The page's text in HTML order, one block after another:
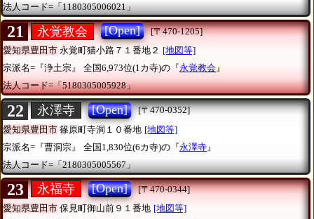
法人コード=「1180305006021」
21 永覚教会 [Open]
[〒470-1205]
愛知県豊田市 永覚町猫小路７１番地２ [地図等]
宗派名=『浄土宗』
全国6,973位(1カ寺)の『永覚教会』
法人コード=「5180305005928」
22 永澤寺 [Open]
[〒470-0352]
愛知県豊田市 篠原町寺洞１０番地 [地図等]
宗派名=『曹洞宗』
全国1,830位(6カ寺)の『永澤寺 』
法人コード=「2180305005567」
23 永福寺 [Open]
[〒470-0344]
愛知県豊田市 保見町御山前９１番地 [地図等]